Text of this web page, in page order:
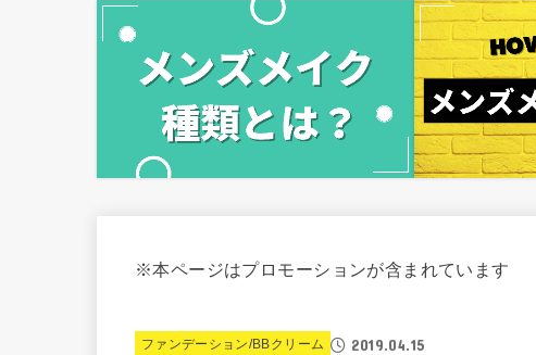
※本ページはプロモーションが含まれています
ファンデーション/BBクリーム 2019.04.15